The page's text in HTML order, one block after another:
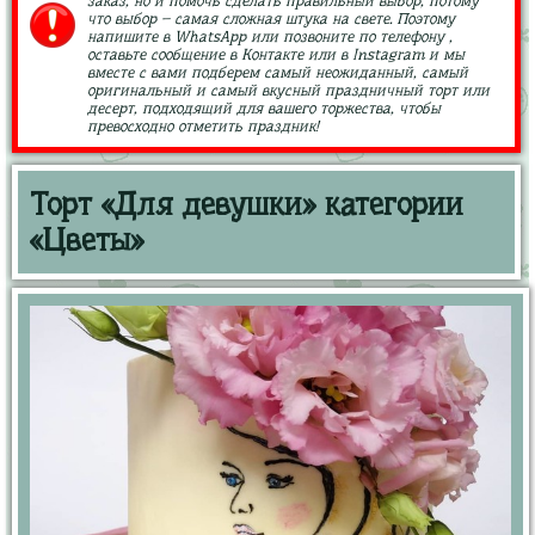
что выбор – самая сложная штука на свете. Поэтому
напишите в WhatsApp или позвоните по телефону ,
оставьте сообщение в Контакте или в Instagram и мы
вместе с вами подберем самый неожиданный, самый
оригинальный и самый вкусный праздничный торт или
десерт, подходящий для вашего торжества, чтобы
превосходно отметить праздник!
Торт «Для девушки» категории
«Цветы»